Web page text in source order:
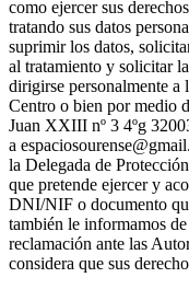
como ejercer sus
tratando sus datos
suprimir los datos,
al tratamiento y solicitar
dirigirse personalmente a
Centro o bien por medio
Juan XXIII nº 3 4ºg
a
la Delegada de
que pretende ejercer y
DNI/NIF o documento
también le informamos
reclamación ante las
considera que sus